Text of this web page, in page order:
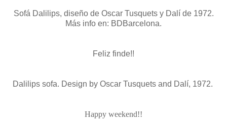
Sofá Dalilips, diseño de Oscar Tusquets y Dalí de 1972.
Más info en: BDBarcelona.
Feliz finde!!
Dalilips sofa. Design by Oscar Tusquets and Dalí, 1972.
Happy weekend!!